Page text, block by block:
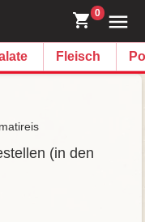
0
Fleisch
(in den